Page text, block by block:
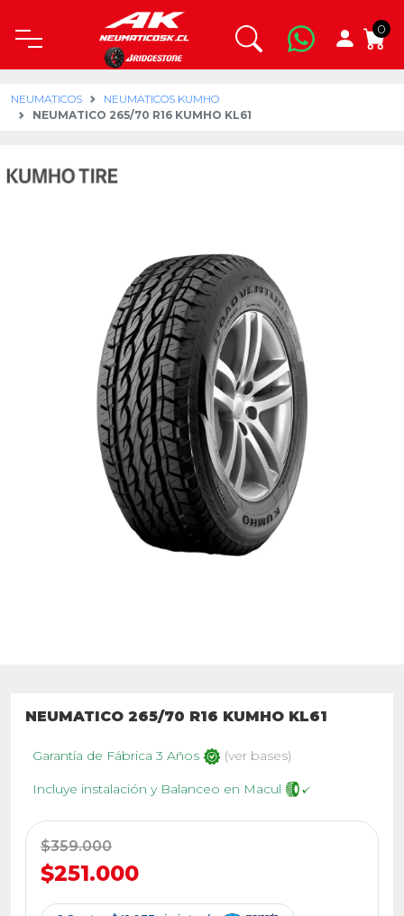
0
NEUMATICOS
NEUMATICOS KUMHO
NEUMATICO 265/70 R16 KUMHO KL61
NEUMATICO 265/70 R16 KUMHO KL61
Garantía de Fábrica 3 Años (ver bases)
Incluye instalación y Balanceo en Macul
$359.000
$251.000